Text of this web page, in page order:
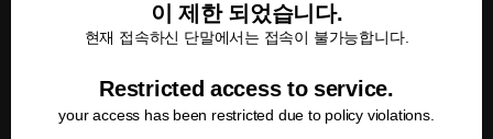
이 제한 되었습니다.
현재 접속하신 단말에서는 접속이 불가능합니다.
Restricted access to service.
your access has been restricted due to policy violations.